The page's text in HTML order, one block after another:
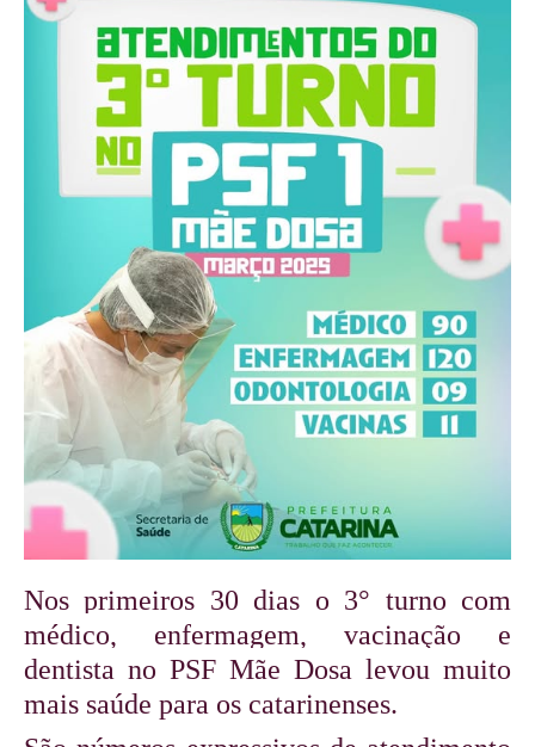
Nos primeiros 30 dias o 3° turno com
médico, enfermagem, vacinação e
dentista no PSF Mãe Dosa levou muito
mais saúde para os catarinenses.